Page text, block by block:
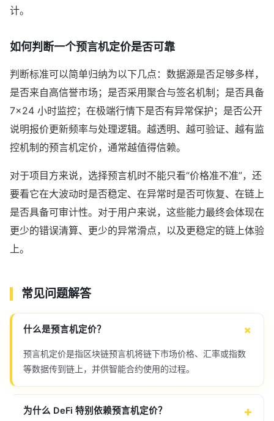
计。
如何判断一个预言机定价是否可靠
判断标准可以简单归纳为以下几点：数据源是否足够多样，
是否来自高信誉市场；是否采用聚合与签名机制；是否具备
7×24 小时监控；在极端行情下是否有异常保护；是否公开
说明报价更新频率与处理逻辑。越透明、越可验证、越有监
控机制的预言机定价，通常越值得信赖。
对于项目方来说，选择预言机时不能只看“价格准不准”，还
要看它在大波动时是否稳定、在异常时是否可恢复、在链上
是否具备可审计性。对于用户来说，这些能力最终会体现在
更少的错误清算、更少的异常滑点，以及更稳定的链上体验
上。
常见问题解答
什么是预言机定价？
预言机定价是指区块链预言机将链下市场价格、汇率或指数
等数据传到链上，并供智能合约使用的过程。
为什么 DeFi 特别依赖预言机定价？